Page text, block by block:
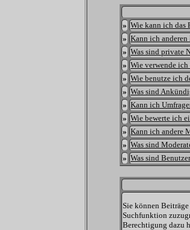
» Wie kann ich das
» Kann ich
» Was sind private
» Wie verwende
» Wie benutze ich
» Was sind
» Kann ich
» Wie bewerte ich
» Kann ich andere
» Was sind
» Was sind
Sie können
Suchfunktion
Berechtigung dazu